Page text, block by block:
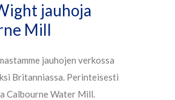
jauhoja
Mill
jauhojen verkossa
Britanniassa. Perinteisesti
Calbourne Water Mill.